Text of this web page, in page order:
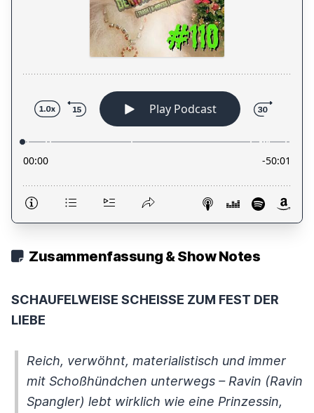
Zusammenfassung & Show Notes
SCHAUFELWEISE SCHEISSE ZUM FEST DER
LIEBE
Reich, verwöhnt, materialistisch und immer
mit Schoßhündchen unterwegs – Ravin (Ravin
Spangler) lebt wirklich wie eine Prinzessin,